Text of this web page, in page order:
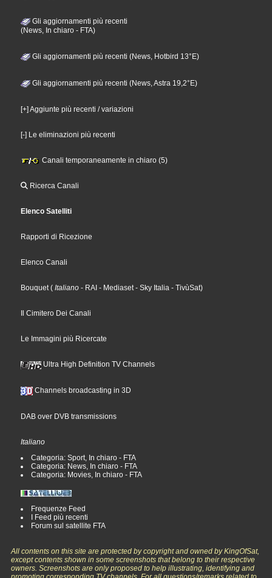
Gli aggiornamenti più recenti
(News, In chiaro - FTA)
Gli aggiornamenti più recenti (News, Hotbird 13°E)
Gli aggiornamenti più recenti (News, Astra 19,2°E)
[+] Aggiunte più recenti / variazioni
[-] Le eliminazioni più recenti
Canali temporaneamente in chiaro (5)
Ricerca Canali
Elenco Satelliti
Rapporti di Ricezione
Elenco Canali
Bouquet( Italiano - RAI - Mediaset- Sky Italia - TivùSat)
Il Cimitero Dei Canali
Le Immagini più Ricercate
Ultra High Definition TV Channels
Channels broadcasting in 3D
DAB over DVB transmissions
Italiano
Categoria: Sport, In chiaro - FTA
Categoria: News, In chiaro - FTA
Categoria: Movies, In chiaro - FTA
Frequenze Feed
I Feed più recenti
Forum sul satellite FTA
All contents on this site are protected by copyright and owned by KingOfSat,
except contents shown in some screenshots that belong to their respective
owners. Screenshots are only proposed to help illustrating, identifying and